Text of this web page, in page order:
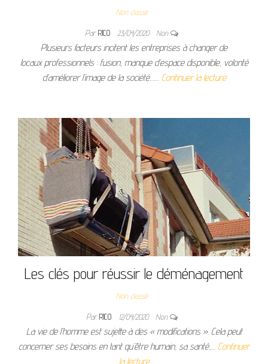
Non classé
ParRICO 23/04/2020 Non
Plusieurs facteurs incitent les entreprises à changer de
locaux professionnels : fusion, manque d’espace disponible, volonté
d’améliorer l’image de la société…… Continuer la lecture
Les clés pour réussir le déménagement
Non classé
ParRICO 12/04/2020 Non
La vie de l’homme est sujette à des « modifications ». Cela peut
concerner ses besoins en tant qu’être humain, sa santé,… Continuer
la lecture